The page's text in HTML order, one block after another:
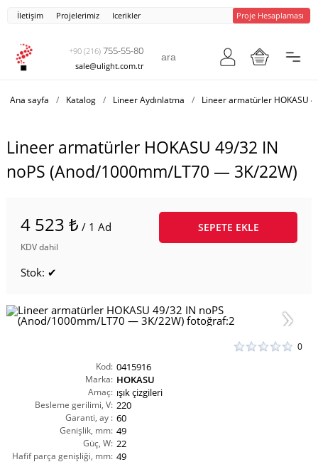
İletişim Projelerimiz Icerikler Proje Hesaplaması
+90 (216) 755-55-80
sale@ulight.com.tr
Ana sayfa / Katalog / Lineer Aydınlatma / Lineer armatürler HOKASU
Lineer armatürler HOKASU 49/32 IN
noPS (Anod/1000mm/LT70 — 3K/22W)
4 523 ₺ / 1 Ad
KDV dahil
SEPETE EKLE
Stok: ✔
0
Kod: 0415916
Marka: HOKASU
Amaç: ışık çizgileri
Besleme gerilimi, V: 220
Garanti, ay : 60
Genişlik, mm: 49
Güç, W: 22
Hafif parça genişliği, mm: 49